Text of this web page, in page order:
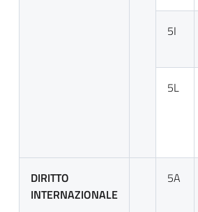
5I
5L
DIRITTO
INTERNAZIONALE
5A